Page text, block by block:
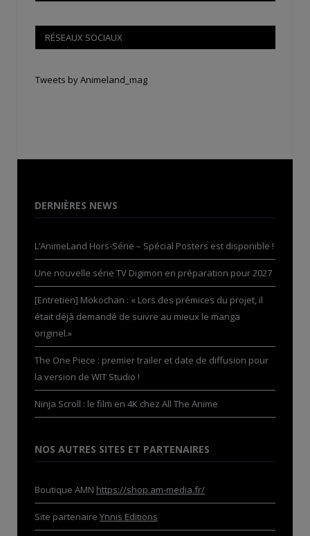
RÉSEAUX SOCIAUX
Tweets by Animeland_mag
DERNIÈRES NEWS
L’AnimeLand Hors-Série – Spécial Posters est disponible !
Une nouvelle série TV Digimon en préparation pour 2027
[Entretien] Mokochan : « Lors des prémices du projet, il
était déjà demandé de suivre au mieux le manga
originel.»
The One Piece : premier trailer et date de diffusion pour
la version de WIT Studio !
Ninja Scroll : le film en 4K chez All The Anime
NOS AUTRES SITES ET PARTENAIRES
Boutique AMN https://shop.am-media.fr/
Site partenaire Ynnis Editions